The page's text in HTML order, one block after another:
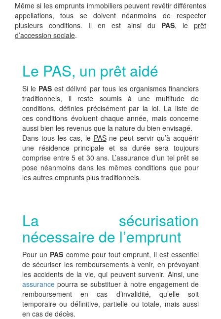
Même si les emprunts immobiliers peuvent revêtir différentes
appellations, tous se doivent néanmoins de respecter
plusieurs conditions. Il en est ainsi du PAS, leprêt
d’accession sociale.
Le PAS, un prêt aidé
Si le PAS est délivré par tous les organismes financiers
traditionnels, il reste soumis à une multitude de
conditions, définies précisément par la loi. La liste de
ces conditions évoluent chaque année, mais concerne
aussi bien les revenus que la nature du bien envisagé.
Dans tous les cas, le PASne peut servir qu’à acquérir
une résidence principale et sa durée sera toujours
comprise entre 5 et 30 ans. L’assurance d’un tel prêt se
pose néanmoins dans les mêmes conditions que pour
les autres emprunts plus traditionnels.
La sécurisation
nécessaire de l’emprunt
Pour un PAS comme pour tout emprunt, il est essentiel
de sécuriser les remboursements à venir, en prévoyant
les accidents de la vie, qui peuvent survenir. Ainsi, une
assurance pourra se substituer à notre engagement de
remboursement en cas d’invalidité, qu’elle soit
temporaire ou définitive, partielle ou totale, mais aussi
en cas de décès.